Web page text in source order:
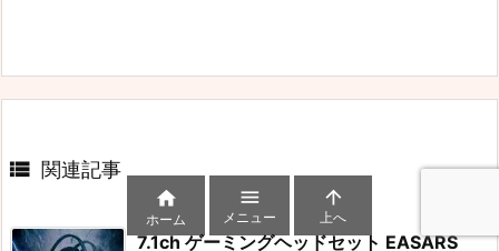
 関連記事
7.1ch ゲーミングヘッドセット EASARS

ホーム

メニュー

上へ